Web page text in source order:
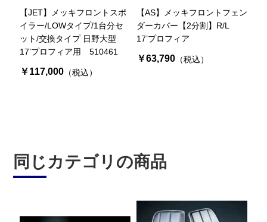
【JET】メッキフロントスポ
イラー/LOWタイプ/1台分セ
ット/交換タイプ 日野大型
17’プロフィア用 510461
￥117,000（税込）
【AS】メッキフロントフェン
ダーカバー【2分割】R/L
17’プロフィア
￥63,790（税込）
同じカテゴリの商品